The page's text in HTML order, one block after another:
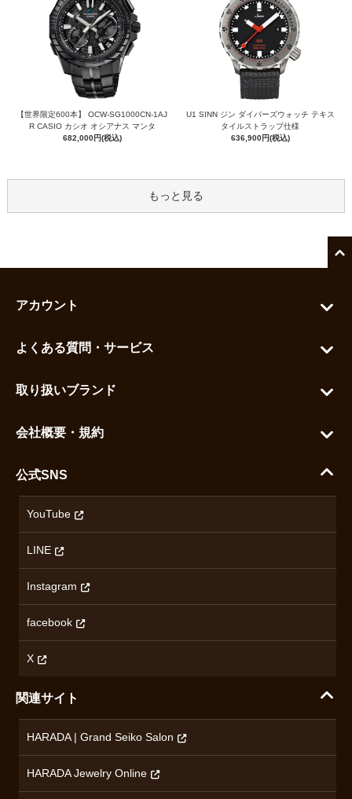
【世界限定600本】 OCW-SG1000CN-1AJ
R CASIO カシオ オシアナス マンタ
682,000円(税込)
U1 SINN ジン ダイバーズウォッチ テキス
タイルストラップ仕様
636,900円(税込)
もっと見る
アカウント
お気に入りを見る
よくある質問・サービス
ご利用ガイド
配送・送料について
ハラダの保証とアフターサービス
取り扱いブランド
セイコー
カシオ
オリエントスター
ロンジン
チューダー
ブランド一覧を見る
会社概要・規約
沿革
特定商取引法に基づく表記
プライバシーポリシー
無断転載・商用利用について
コンテンツ制作ポリシーおよび生成AIの利用指針
公式SNS
YouTube
LINE
Instagram
facebook
X
関連サイト
HARADA | Grand Seiko Salon
HARADA Jewelry Online